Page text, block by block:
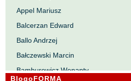
Appel Mariusz
Balcerzan Edward
Ballo Andrzej
Bałczewski Marcin
Bamburowicz Wenanty
BlogoFORMA